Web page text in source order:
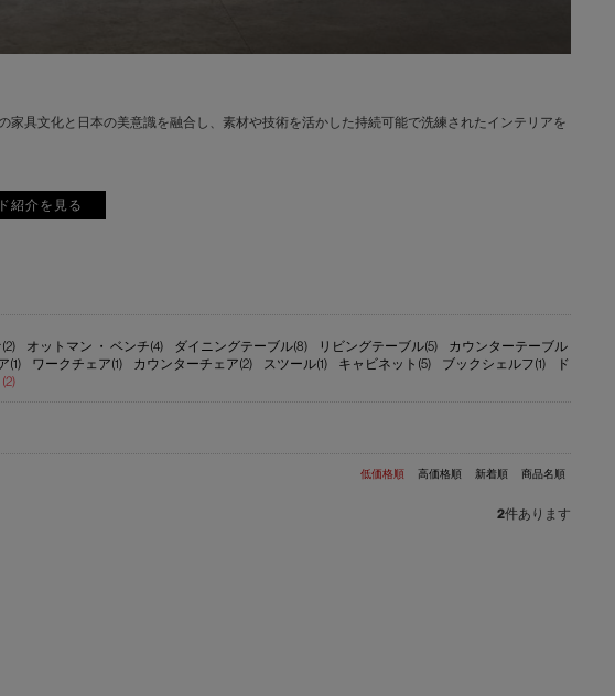
家具文化と日本の美意識を融合し、素材や技術を活かした持続可能で洗練されたインテリアを
紹介を見る
オットマン ・ ベンチ(4) ダイニングテーブル(8) リビングテーブル(5)
カウンターテーブル
(1) ワークチェア(1) カウンターチェア(2) スツール(1) キャビネット(5) ブックシェルフ(1)
ド
低価格順 高価格順 新着順 商品名順
2件あります